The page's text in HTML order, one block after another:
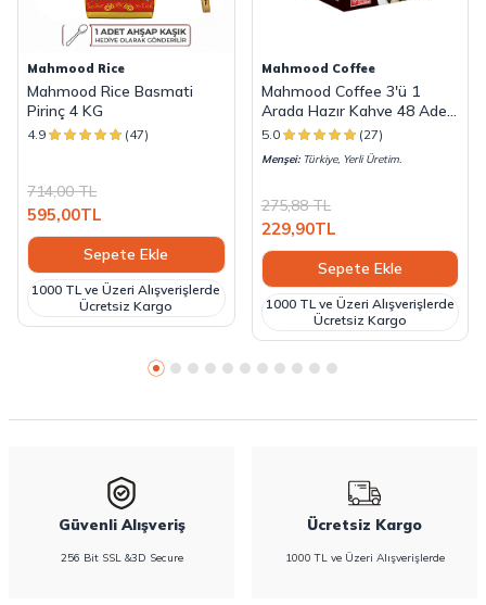
Mahmood Rice
Mahmood Rice Basmati
Pirinç 4 KG
4.9 (47)
714,00TL
595,00TL
Sepete Ekle
1000 TL ve Üzeri Alışverişlerde
Ücretsiz Kargo
Mahmood Coffee
Mahmood Coffee 3'ü 1
Arada Hazır Kahve 48 Adet
x 18 G
5.0 (27)
Menşei:Türkiye, Yerli Üretim.
275,88TL
229,90TL
Sepete Ekle
1000 TL ve Üzeri Alışverişlerde
Ücretsiz Kargo
Güvenli Alışveriş
256 Bit SSL &3D Secure
Ücretsiz Kargo
1000 TL ve Üzeri Alışverişlerde